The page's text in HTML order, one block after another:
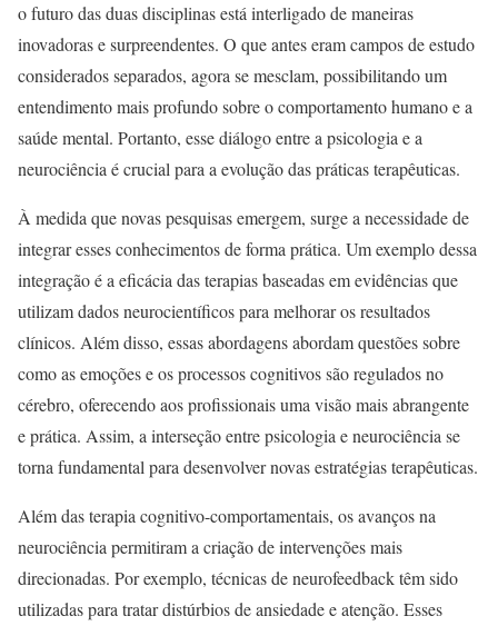
o futuro das duas disciplinas está interligado de maneiras
inovadoras e surpreendentes. O que antes eram campos de estudo
considerados separados, agora se mesclam, possibilitando um
entendimento mais profundo sobre o comportamento humano e a
saúde mental. Portanto, esse diálogo entre a psicologia e a
neurociência é crucial para a evolução das práticas terapêuticas.
À medida que novas pesquisas emergem, surge a necessidade de
integrar esses conhecimentos de forma prática. Um exemplo dessa
integração é a eficácia das terapias baseadas em evidências que
utilizam dados neurocientíficos para melhorar os resultados
clínicos. Além disso, essas abordagens abordam questões sobre
como as emoções e os processos cognitivos são regulados no
cérebro, oferecendo aos profissionais uma visão mais abrangente
e prática. Assim, a interseção entre psicologia e neurociência se
torna fundamental para desenvolver novas estratégias terapêuticas.
Além das terapia cognitivo-comportamentais, os avanços na
neurociência permitiram a criação de intervenções mais
direcionadas. Por exemplo, técnicas de neurofeedback têm sido
utilizadas para tratar distúrbios de ansiedade e atenção. Esses